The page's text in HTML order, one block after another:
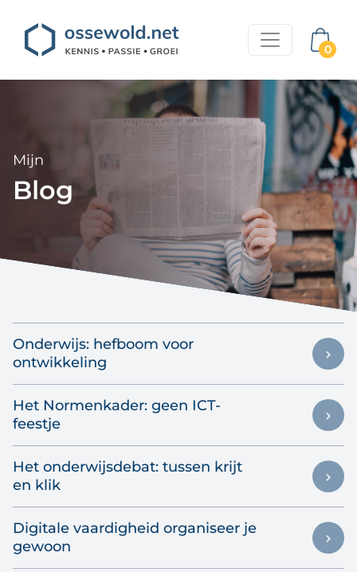
0
Mijn
Blog
Onderwijs: hefboom voor
ontwikkeling
Het Normenkader: geen ICT-
feestje
Het onderwijsdebat: tussen krijt
en klik
Digitale vaardigheid organiseer je
gewoon